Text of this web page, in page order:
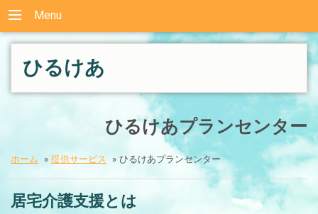
Menu
ひるけあ
ひるけあプランセンター
ホーム » 提供サービス » ひるけあプランセンター
居宅介護支援とは